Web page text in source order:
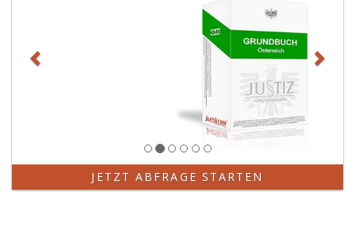
JETZT ABFRAGE STARTEN